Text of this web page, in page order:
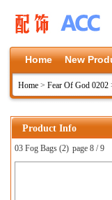
Home New
Home > Fear Of God 0202
Product Info
03 Fog Bags (2) page 8 / 9